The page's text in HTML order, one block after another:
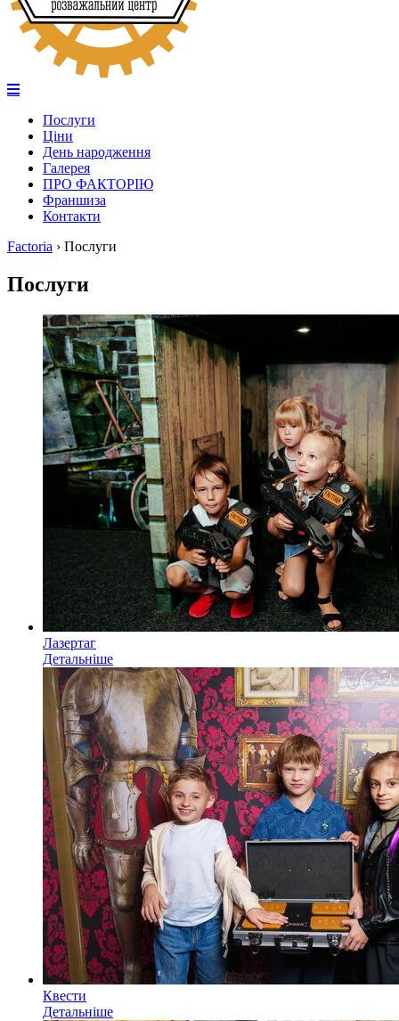
Послуги
Ціни
День народження
Галерея
ПРО ФАКТОРІЮ
Франшиза
Контакти
Factoria › Послуги
Послуги
Лазертаг
Детальніше
Квести
Детальніше